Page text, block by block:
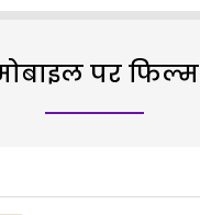
पर फिल्म